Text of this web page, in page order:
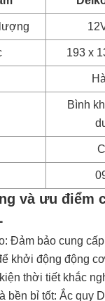
193 x
Bình
và ưu điểm
Đảm bảo cung
khởi động động
thời tiết khắc
bền bỉ tốt: Ắc quy